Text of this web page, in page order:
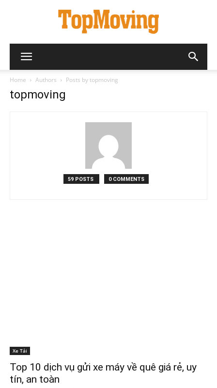
Home Authors Posts by topmoving
topmoving
59 POSTS 0 COMMENTS
Xe Tải
Top 10 dịch vụ gửi xe máy về quê giá rẻ, uy
tín, an toàn